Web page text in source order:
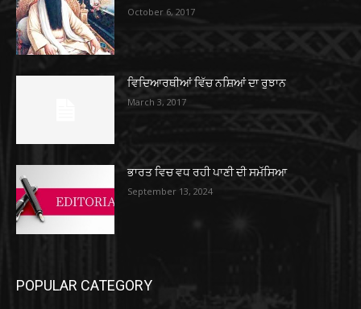
October 6, 2017
ਵਿਦਿਆਰਥੀਆਂ ਵਿੱਚ ਨਸ਼ਿਆਂ ਦਾ ਰੁਝਾਨ
March 3, 2017
ਭਾਰਤ ਵਿਚ ਵਧ ਰਹੀ ਪਾਣੀ ਦੀ ਸਮੱਸਿਆ
September 13, 2024
POPULAR CATEGORY